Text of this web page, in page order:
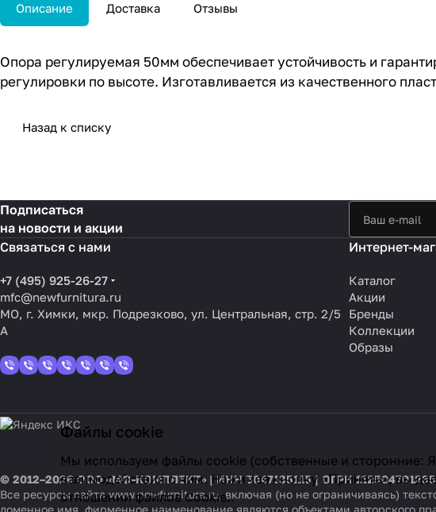
Описание Доставка Отзывы
Опора регулируемая 50мм обеспечивает устойчивость и
регулировки по высоте. Изготавливается из качественного
Назад к списку
Подписаться
на новости и акции
Связаться с нами
+7 (495) 925-26-27
mfc@newfurnitura.ru
МО, г. Химки, мкр. Подрезково, ул. Центральная, стр. 2/5
А
Интернет-
Каталог
Акции
Бренды
Коллекции
Образы
© 2012–2026 ООО «МФ-КОМПЛЕКТ» | ИНН 5047135115 | ОГРН
Все ресурсы сайта www.newfurnitura.ru, включая (но не ограничиваясь)
Файлы cookie
Мы используем файлы cookie (собственные и сторонние:
взаимодействия с ним. Нажимая кнопку «Принять», вы
отношении файлов Cookie..